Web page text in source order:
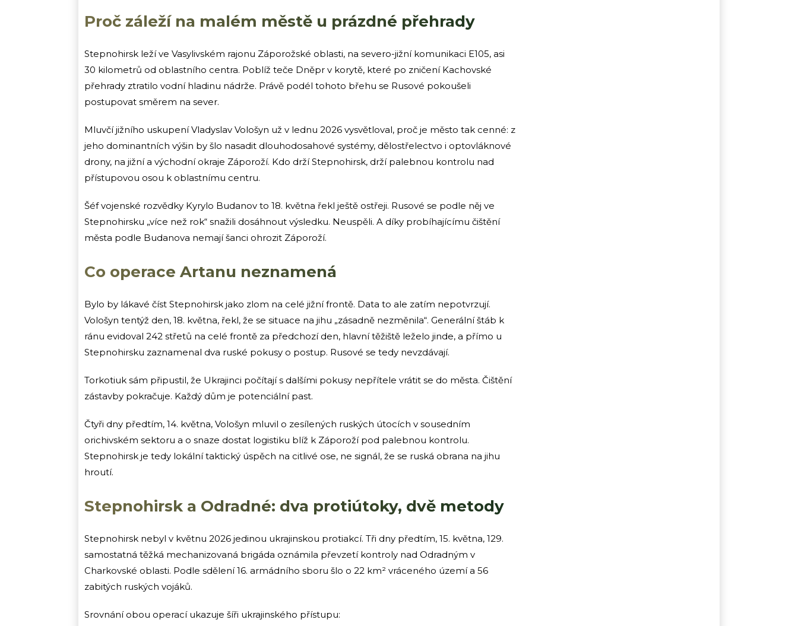
Proč záleží na malém městě u prázdné přehrady
Stepnohirsk leží ve Vasylivském rajonu Záporožské oblasti, na severo-jižní komunikaci E105, asi
30 kilometrů od oblastního centra. Poblíž teče Dněpr v korytě, které po zničení Kachovské
přehrady ztratilo vodní hladinu nádrže. Právě podél tohoto břehu se Rusové pokoušeli
postupovat směrem na sever.
Mluvčí jižního uskupení Vladyslav Vološyn už v lednu 2026 vysvětloval, proč je město tak cenné: z
jeho dominantních výšin by šlo nasadit dlouhodosahové systémy, dělostřelectvo i optovláknové
drony, na jižní a východní okraje Záporoží. Kdo drží Stepnohirsk, drží palebnou kontrolu nad
přístupovou osou k oblastnímu centru.
Šéf vojenské rozvědky Kyrylo Budanov to 18. května řekl ještě ostřeji. Rusové se podle něj ve
Stepnohirsku „více než rok“ snažili dosáhnout výsledku. Neuspěli. A díky probíhajícímu čištění
města podle Budanova nemají šanci ohrozit Záporoží.
Co operace Artanu neznamená
Bylo by lákavé číst Stepnohirsk jako zlom na celé jižní frontě. Data to ale zatím nepotvrzují.
Vološyn tentýž den, 18. května, řekl, že se situace na jihu „zásadně nezměnila“. Generální štáb k
ránu evidoval 242 střetů na celé frontě za předchozí den, hlavní těžiště leželo jinde, a přímo u
Stepnohirsku zaznamenal dva ruské pokusy o postup. Rusové se tedy nevzdávají.
Torkotiuk sám připustil, že Ukrajinci počítají s dalšími pokusy nepřítele vrátit se do města. Čištění
zástavby pokračuje. Každý dům je potenciální past.
Čtyři dny předtím, 14. května, Vološyn mluvil o zesílených ruských útocích v sousedním
orichivském sektoru a o snaze dostat logistiku blíž k Záporoží pod palebnou kontrolu.
Stepnohirsk je tedy lokální taktický úspěch na citlivé ose, ne signál, že se ruská obrana na jihu
hroutí.
Stepnohirsk a Odradné: dva protiútoky, dvě metody
Stepnohirsk nebyl v květnu 2026 jedinou ukrajinskou protiakcí. Tři dny předtím, 15. května, 129.
samostatná těžká mechanizovaná brigáda oznámila převzetí kontroly nad Odradným v
Charkovské oblasti. Podle sdělení 16. armádního sboru šlo o 22 km² vráceného území a 56
zabitých ruských vojáků.
Srovnání obou operací ukazuje šíři ukrajinského přístupu: